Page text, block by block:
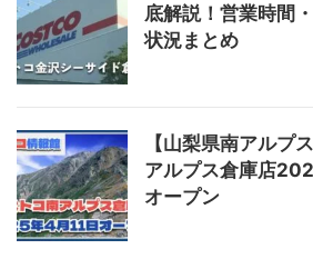
底解説！営業時間
状況まとめ
【山梨県南アルプ
アルプス倉庫店
オープン